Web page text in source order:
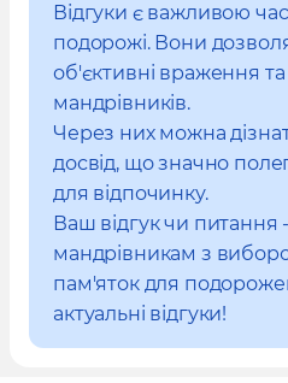
Відгуки є важливою
подорожі. Вони
об'єктивні враження
мандрівників.
Через них можна
досвід, що значно
для відпочинку.
Ваш відгук чи
мандрівникам з
пам'яток для
актуальні відгуки!